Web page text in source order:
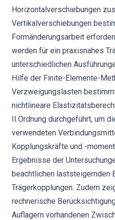
Horizontalverschiebungen
Vertikalverschiebungen
Formänderungsarbeit
werden für ein praxisnahes
unterschiedlichen
Hilfe der Finite-Elemente-
Verzweigungslasten
nichtlineare
II.Ordnung durchgeführt, um
verwendeten
Kopplungskräfte und -
Ergebnisse der
beachtlichen laststeigernden
Trägerkopplungen. Zudem
rechnerische
Auflagern vorhandenen